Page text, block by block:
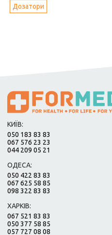
Дозатори
КИЇВ:
050 183 83 83
067 576 23 23
044 209 05 21
ОДЕСА:
050 422 83 83
067 625 58 85
098 322 83 83
ХАРКІВ:
067 521 83 83
050 377 58 85
057 727 08 08